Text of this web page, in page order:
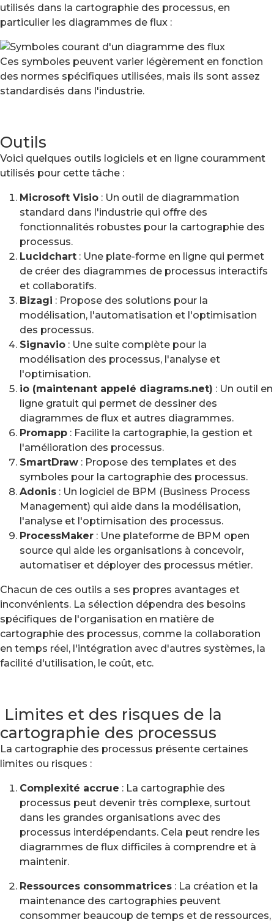
utilisés dans la cartographie des processus, en
particulier les diagrammes de flux :
Ces symboles peuvent varier légèrement en fonction
des normes spécifiques utilisées, mais ils sont assez
standardisés dans l'industrie.
Outils
Voici quelques outils logiciels et en ligne couramment
utilisés pour cette tâche :
Microsoft Visio : Un outil de diagrammation
standard dans l'industrie qui offre des
fonctionnalités robustes pour la cartographie des
processus.
Lucidchart : Une plate-forme en ligne qui permet
de créer des diagrammes de processus interactifs
et collaboratifs.
Bizagi : Propose des solutions pour la
modélisation, l'automatisation et l'optimisation
des processus.
Signavio : Une suite complète pour la
modélisation des processus, l'analyse et
l'optimisation.
io (maintenant appelé diagrams.net) : Un outil en
ligne gratuit qui permet de dessiner des
diagrammes de flux et autres diagrammes.
Promapp : Facilite la cartographie, la gestion et
l'amélioration des processus.
SmartDraw : Propose des templates et des
symboles pour la cartographie des processus.
Adonis : Un logiciel de BPM (Business Process
Management) qui aide dans la modélisation,
l'analyse et l'optimisation des processus.
ProcessMaker : Une plateforme de BPM open
source qui aide les organisations à concevoir,
automatiser et déployer des processus métier.
Chacun de ces outils a ses propres avantages et
inconvénients. La sélection dépendra des besoins
spécifiques de l'organisation en matière de
cartographie des processus, comme la collaboration
en temps réel, l'intégration avec d'autres systèmes, la
facilité d'utilisation, le coût, etc.
Limites et des risques de la
cartographie des processus
La cartographie des processus présente certaines
limites ou risques :
Complexité accrue : La cartographie des
processus peut devenir très complexe, surtout
dans les grandes organisations avec des
processus interdépendants. Cela peut rendre les
diagrammes de flux difficiles à comprendre et à
maintenir.
Ressources consommatrices : La création et la
maintenance des cartographies peuvent
consommer beaucoup de temps et de ressources,